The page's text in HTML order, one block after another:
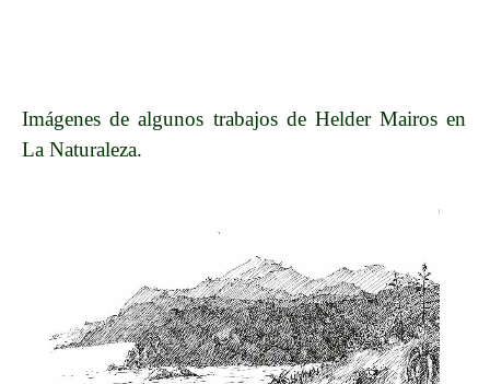
Imágenes de algunos trabajos de Helder Mairos en
La Naturaleza.